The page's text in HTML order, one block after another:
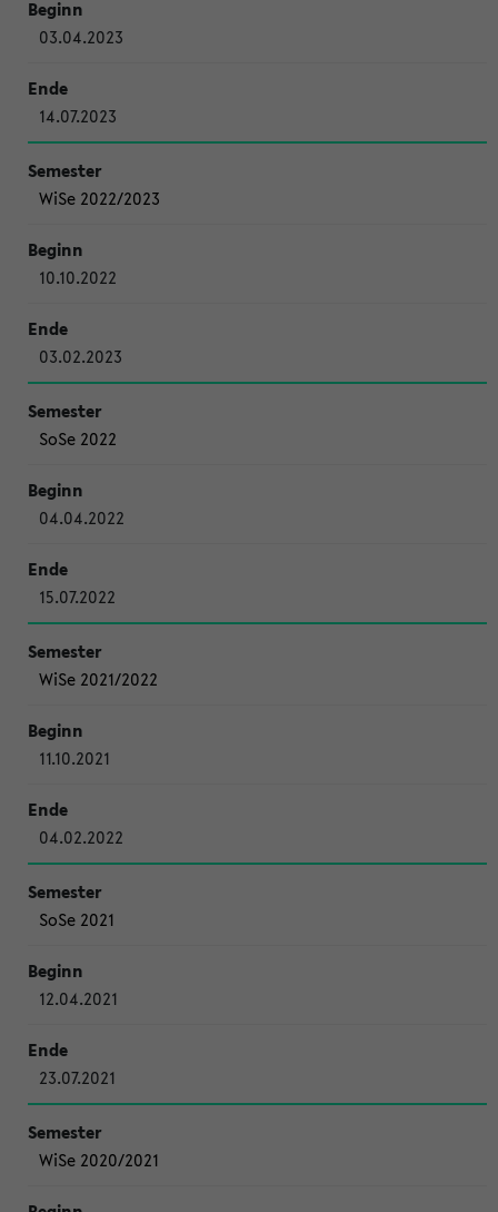
03.04.2023
14.07.2023
WiSe 2022/2023
10.10.2022
03.02.2023
SoSe 2022
04.04.2022
15.07.2022
WiSe 2021/2022
11.10.2021
04.02.2022
SoSe 2021
12.04.2021
23.07.2021
WiSe 2020/2021